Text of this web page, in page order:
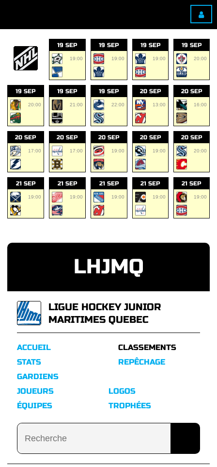
19 SEP
19:00
19 SEP
19:00
19 SEP
19:00
19 SEP
20:00
19 SEP
20:00
19 SEP
21:00
19 SEP
22:00
20 SEP
13:00
20 SEP
16:00
20 SEP
17:00
20 SEP
17:00
20 SEP
19:00
20 SEP
19:00
20 SEP
20:00
21 SEP
19:00
21 SEP
19:00
21 SEP
19:00
21 SEP
19:00
21 SEP
19:00
LHJMQ
LIGUE HOCKEY JUNIOR
MARITIMES QUEBEC
ACCUEIL
STATS
GARDIENS
CLASSEMENTS
REPÊCHAGE
JOUEURS
ÉQUIPES
LOGOS
TROPHÉES